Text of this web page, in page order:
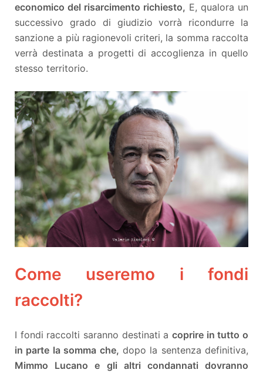
economico del risarcimento richiesto, E, qualora un
successivo grado di giudizio vorrà ricondurre la
sanzione a più ragionevoli criteri, la somma raccolta
verrà destinata a progetti di accoglienza in quello
stesso territorio.
Come useremo i fondi
raccolti?
I fondi raccolti saranno destinati a coprire in tutto o
in parte la somma che, dopo la sentenza definitiva,
Mimmo Lucano e gli altri condannati dovranno